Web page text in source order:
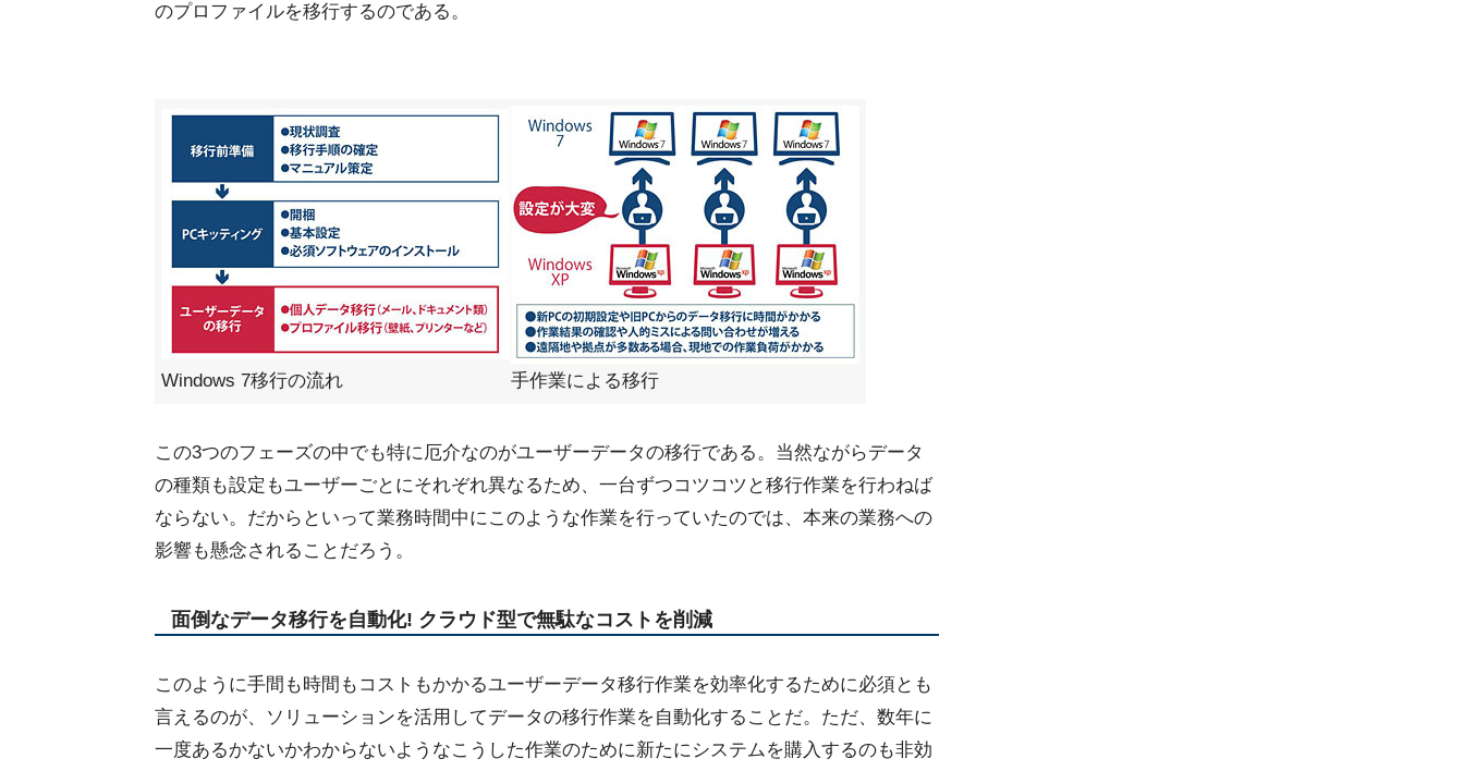
のプロファイルを移行するのである。
Windows 7移行の流れ 手作業による移行
この3つのフェーズの中でも特に厄介なのがユーザーデータの移行である。当然ながらデータ
の種類も設定もユーザーごとにそれぞれ異なるため、一台ずつコツコツと移行作業を行わねば
ならない。だからといって業務時間中にこのような作業を行っていたのでは、本来の業務への
影響も懸念されることだろう。
面倒なデータ移行を自動化! クラウド型で無駄なコストを削減
このように手間も時間もコストもかかるユーザーデータ移行作業を効率化するために必須とも
言えるのが、ソリューションを活用してデータの移行作業を自動化することだ。ただ、数年に
一度あるかないかわからないようなこうした作業のために新たにシステムを購入するのも非効